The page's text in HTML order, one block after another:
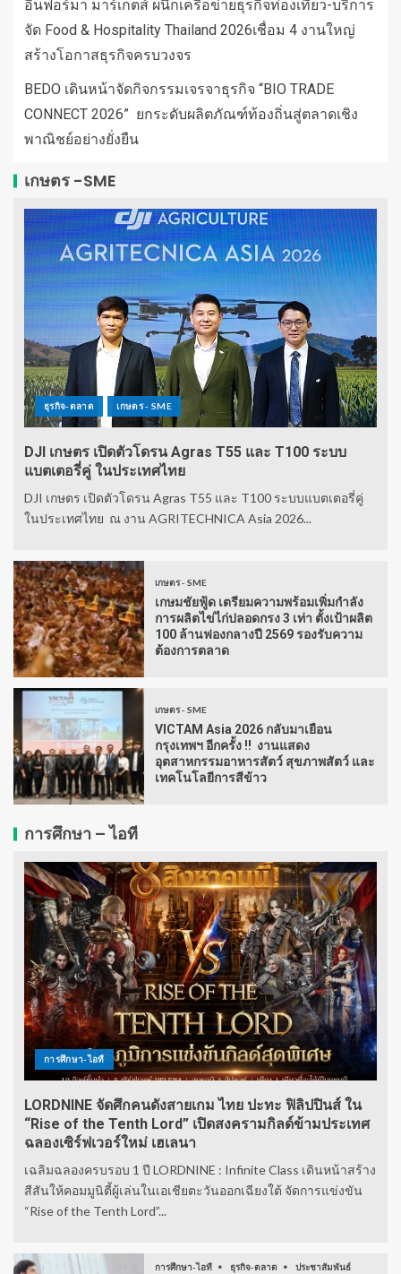
อินฟอร์มา มาร์เก็ตส์ ผนึกเครือข่ายธุรกิจท่องเที่ยว-บริการ
จัด Food & Hospitality Thailand 2026เชื่อม 4 งานใหญ่
สร้างโอกาสธุรกิจครบวงจร
BEDO เดินหน้าจัดกิจกรรมเจรจาธุรกิจ “BIO TRADE
CONNECT 2026” ยกระดับผลิตภัณฑ์ท้องถิ่นสู่ตลาดเชิง
พาณิชย์อย่างยั่งยืน
เกษตร -SME
ธุรกิจ-ตลาด เกษตร - SME
DJI เกษตร เปิดตัวโดรน Agras T55 และ T100 ระบบ
แบตเตอรี่คู่ ในประเทศไทย
DJI เกษตร เปิดตัวโดรน Agras T55 และ T100 ระบบแบตเตอรี่คู่
ในประเทศไทย ณ งาน AGRITECHNICA Asia 2026...
เกษตร - SME
เกษมชัยฟู้ด เตรียมความพร้อมเพิ่มกำลัง
การผลิตไข่ไก่ปลอดกรง 3 เท่า ตั้งเป้าผลิต
100 ล้านฟองกลางปี 2569 รองรับความ
ต้องการตลาด
เกษตร - SME
VICTAM Asia 2026 กลับมาเยือน
กรุงเทพฯ อีกครั้ง !! งานแสดง
อุตสาหกรรมอาหารสัตว์ สุขภาพสัตว์ และ
เทคโนโลยีการสีข้าว
การศึกษา – ไอที
การศึกษา-ไอที
LORDNINE จัดศึกคนดังสายเกม ไทย ปะทะ ฟิลิปปินส์ ใน
“Rise of the Tenth Lord” เปิดสงครามกิลด์ข้ามประเทศ
ฉลองเซิร์ฟเวอร์ใหม่ เฮเลนา
เฉลิมฉลองครบรอบ 1 ปี LORDNINE : Infinite Class เดินหน้าสร้าง
สีสันให้คอมมูนิตี้ผู้เล่นในเอเชียตะวันออกเฉียงใต้ จัดการแข่งขัน
“Rise of the Tenth Lord”...
การศึกษา-ไอที ธุรกิจ-ตลาด ประชาสัมพันธ์